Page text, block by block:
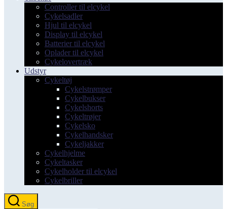
Controller til elcykel
Cykelsadler
Hjul til elcykel
Display til elcykel
Batterier til elcykel
Oplader til elcykel
Cykelovertræk
Udstyr
Cykeltøj
Cykelstrømper
Cykelbukser
Cykelshorts
Cykeltrøjer
Cykelsko
Cykelhandsker
Cykeljakker
Cykelhjelme
Cykeltasker
Cykelholder til elcykel
Cykelbriller
Søg